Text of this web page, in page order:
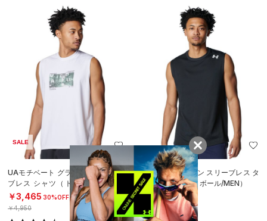
SALE
UAモチベート グラフィック スリー
ブレス シャツ（トレーニング/ME
N）
￥3,465 30%OFF
￥4,950
UAネクストジェン スリーブレス タ
ンク（バスケットボール/MEN）
￥3,410